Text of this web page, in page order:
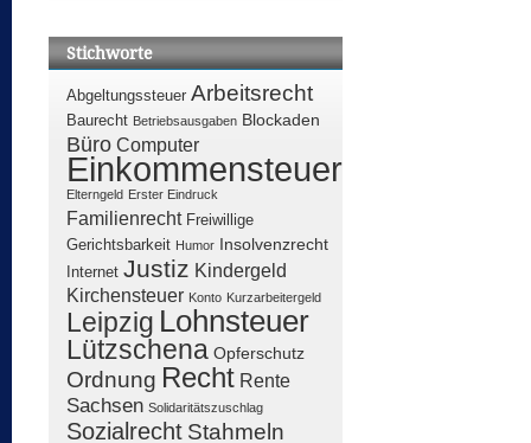
Stichworte
Abgeltungssteuer Arbeitsrecht
Baurecht Betriebsausgaben Blockaden
Büro Computer
Einkommensteuer
Elterngeld Erster Eindruck
Familienrecht Freiwillige
Gerichtsbarkeit Humor Insolvenzrecht
Internet Justiz Kindergeld
Kirchensteuer Konto Kurzarbeitergeld
Leipzig Lohnsteuer
Lützschena Opferschutz
Ordnung Recht Rente
Sachsen Solidaritätszuschlag
Sozialrecht Stahmeln